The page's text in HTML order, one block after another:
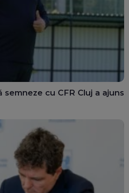
cu CFR Cluj a ajuns